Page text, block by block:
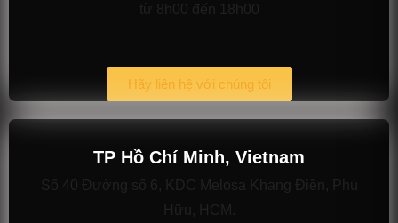
từ 8h00 đến 18h00
Hãy liên hệ với chúng tôi
TP Hồ Chí Minh, Vietnam
Số 40 Đường số 6, KDC Melosa Khang Điền, Phú
Hữu, HCM.